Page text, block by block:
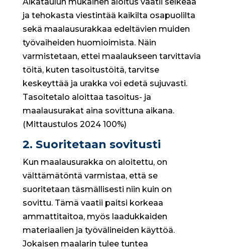
ja tehokasta viestintää kaikilta osapuolilta
sekä maalausurakkaa edeltävien muiden
työvaiheiden huomioimista. Näin
varmistetaan, ettei maalaukseen tarvittavia
töitä, kuten tasoitustöitä, tarvitse
keskeyttää ja urakka voi edetä sujuvasti.
Tasoitetalo aloittaa tasoitus- ja
maalausurakat aina sovittuna aikana.
(Mittaustulos 2024 100%)
2. Suoritetaan sovitusti
Kun maalausurakka on aloitettu, on
välttämätöntä varmistaa, että se
suoritetaan täsmällisesti niin kuin on
sovittu. Tämä vaatii paitsi korkeaa
ammattitaitoa, myös laadukkaiden
materiaalien ja työvälineiden käyttöä.
Jokaisen maalarin tulee tuntea